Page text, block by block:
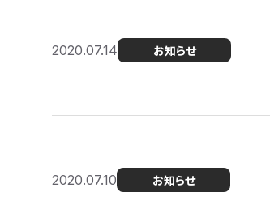
2020.07.14 お知らせ
2020.07.10 お知らせ